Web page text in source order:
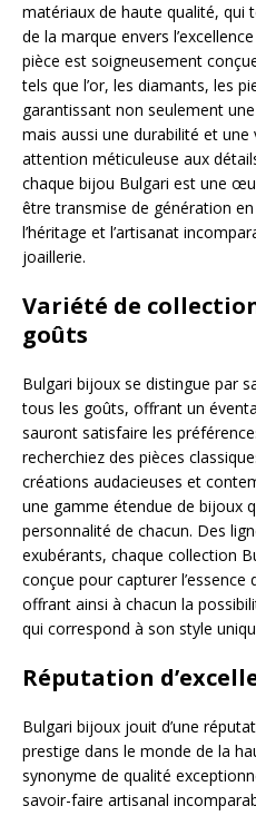
matériaux de haute qualité, qui
de la marque envers
pièce est soigneusement
tels que l’or, les diamants, les
garantissant non seulement
mais aussi une durabilité et une
attention méticuleuse aux
chaque bijou Bulgari est une
être transmise de génération
l’héritage et l’artisanat
joaillerie.
Variété de
goûts
Bulgari bijoux se distingue par
tous les goûts, offrant un
sauront satisfaire les
recherchiez des pièces
créations audacieuses et
une gamme étendue de bijoux
personnalité de chacun. Des
exubérants, chaque collection
conçue pour capturer l’essence
offrant ainsi à chacun la
qui correspond à son style
Réputation
Bulgari bijoux jouit d’une
prestige dans le monde de la
synonyme de qualité
savoir-faire artisanal